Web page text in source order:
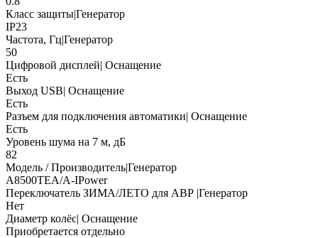
Класс защиты|Генератор
IP23
Частота, Гц|Генератор
50
Цифровой дисплей| Оснащение
Есть
Выход USB| Оснащение
Есть
Разъем для подключения автоматики| Оснащение
Есть
Уровень шума на 7 м, дБ
82
Модель / Производитель|Генератор
A8500TEA/A-IPower
Переключатель ЗИМА/ЛЕТО для АВР |Генератор
Нет
Диаметр колёс| Оснащение
Приобретается отдельно